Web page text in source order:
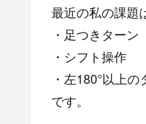
最近の私の課題
・足つきターン
・シフト操作
・左180°以上
です。